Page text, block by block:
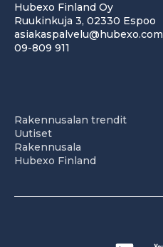
Hubexo Finland Oy
Ruukinkuja 3, 02330 Espoo
asiakaspalvelu@hubexo.com
09-809 911
Rakennusalan trendit
Uutiset
Rakennusala
Hubexo Finland